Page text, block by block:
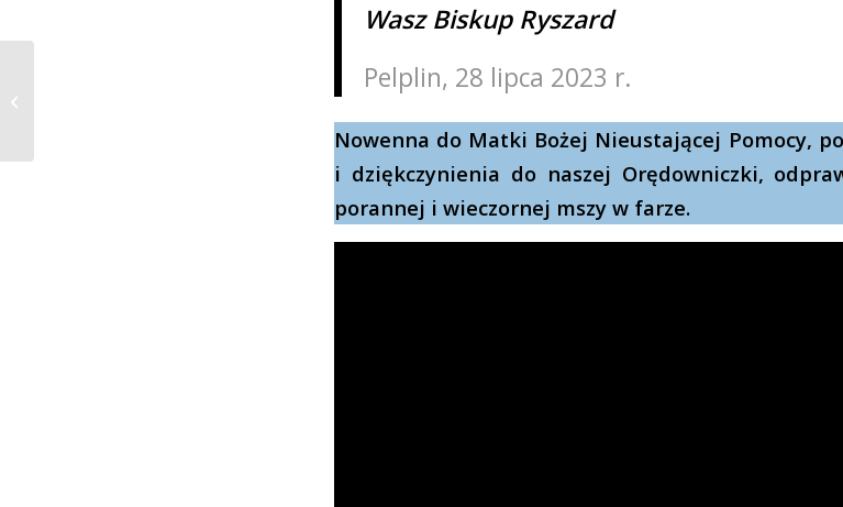
Wasz Biskup Ryszard
Pelplin, 28 lipca 2023 r.
Nowenna do Matki Bożej Nieustającej Pomocy,
i dziękczynienia do naszej Orędowniczki,
porannej i wieczornej mszy w farze.